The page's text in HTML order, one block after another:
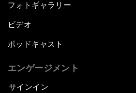
フォトギャラリー
ビデオ
ポッドキャスト
エンゲージメント
サインイン